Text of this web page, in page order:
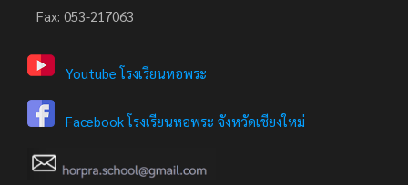
Fax: 053-217063
Youtube โรงเรียนหอพระ
Facebook โรงเรียนหอพระ จังหวัดเชียงใหม่